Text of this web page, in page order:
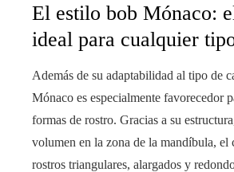
El estilo bob Mónaco:
ideal para cualquier
Además de su adaptabilidad al tipo de
Mónaco es especialmente favorecedor
formas de rostro. Gracias a su
volumen en la zona de la mandíbula, el
rostros triangulares, alargados y